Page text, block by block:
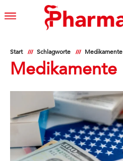
Start Schlagworte Medikamente
Medikamente